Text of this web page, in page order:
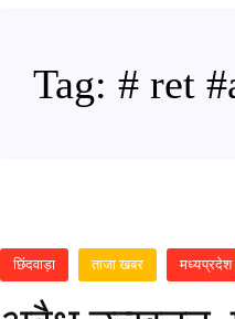
Tag: # ret
छिंदवाड़ा ताजा खबर मध्यप्रदेश